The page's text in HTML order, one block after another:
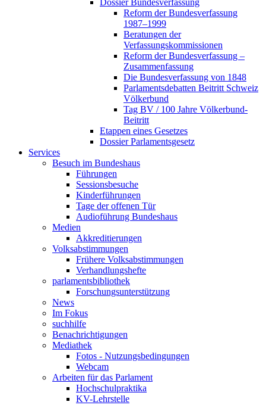
Dossier Bundesverfassung
Reform der Bundesverfassung
1987–1999
Beratungen der
Verfassungskommissionen
Reform der Bundesverfassung –
Zusammenfassung
Die Bundesverfassung von 1848
Parlamentsdebatten Beitritt Schweiz
Völkerbund
Tag BV / 100 Jahre Völkerbund-
Beitritt
Etappen eines Gesetzes
Dossier Parlamentsgesetz
Services
Besuch im Bundeshaus
Führungen
Sessionsbesuche
Kinderführungen
Tage der offenen Tür
Audioführung Bundeshaus
Medien
Akkreditierungen
Volksabstimmungen
Frühere Volksabstimmungen
Verhandlungshefte
parlamentsbibliothek
Forschungsunterstützung
News
Im Fokus
suchhilfe
Benachrichtigungen
Mediathek
Fotos - Nutzungsbedingungen
Webcam
Arbeiten für das Parlament
Hochschulpraktika
KV-Lehrstelle